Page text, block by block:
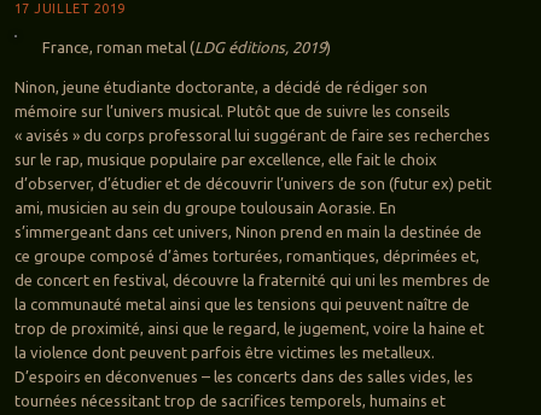
17 JUILLET 2019
France, roman metal (LDG éditions, 2019)
Ninon, jeune étudiante doctorante, a décidé de rédiger son
mémoire sur l’univers musical. Plutôt que de suivre les conseils
« avisés » du corps professoral lui suggérant de faire ses recherches
sur le rap, musique populaire par excellence, elle fait le choix
d’observer, d’étudier et de découvrir l’univers de son (futur ex) petit
ami, musicien au sein du groupe toulousain Aorasie. En
s’immergeant dans cet univers, Ninon prend en main la destinée de
ce groupe composé d’âmes torturées, romantiques, déprimées et,
de concert en festival, découvre la fraternité qui uni les membres de
la communauté metal ainsi que les tensions qui peuvent naître de
trop de proximité, ainsi que le regard, le jugement, voire la haine et
la violence dont peuvent parfois être victimes les metalleux.
D’espoirs en déconvenues – les concerts dans des salles vides, les
tournées nécessitant trop de sacrifices temporels, humains et